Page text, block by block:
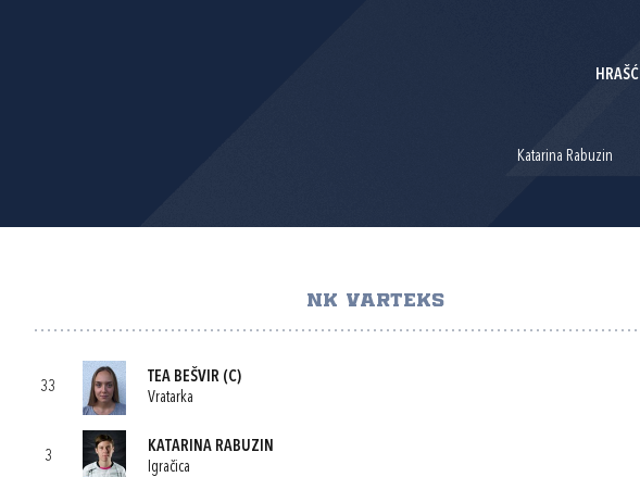
Katarina Rabuzin
NK VARTEKS
33
TEA BEŠVIR (C)
Vratarka
3
KATARINA RABUZIN
Igračica